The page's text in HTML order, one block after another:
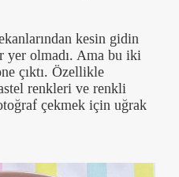
kesin gidin
yer olmadı. Ama bu iki
çıktı. Özellikle
renkleri ve renkli
çekmek için uğrak